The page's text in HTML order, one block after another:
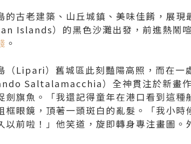
的古老建築、山丘城鎮、美味佳餚，展
Islands）的黑色沙灘出發，前進熱鬧
。
（Lipari）舊城區此刻豔陽高照，而在一
Saltalamacchia）全神貫注於新畫
劍旗魚。「我還記得童年在港口看到這
框眼鏡，頂著一頭斑白的亂髮。「我小
以前啦！」他笑道，旋即轉身專注畫圖